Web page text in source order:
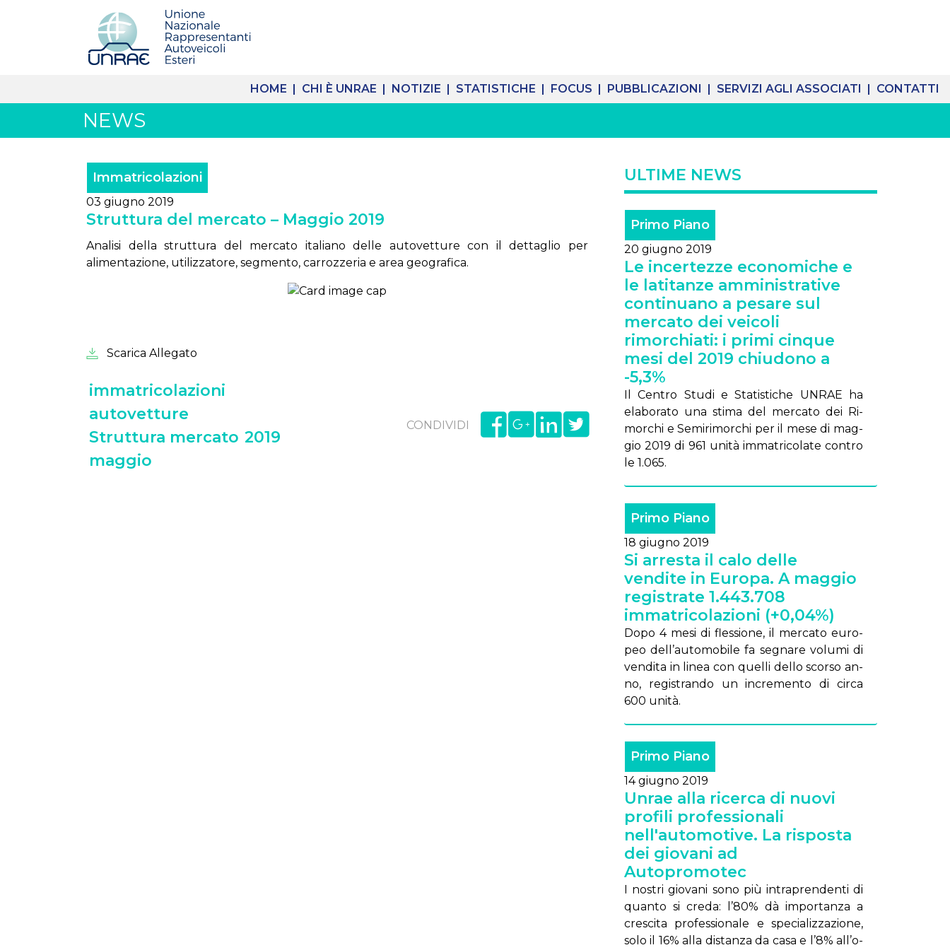
HOME | CHI È UNRAE | NOTIZIE | STATISTICHE | FOCUS | PUBBLICAZIONI | SERVIZI AGLI ASSOCIATI | CONTATTI
NEWS
Immatricolazioni
03 giugno 2019
Struttura del mercato – Maggio 2019
Analisi della struttura del mercato italiano delle autovetture con il dettaglio per
alimentazione, utilizzatore, segmento, carrozzeria e area geografica.
Scarica Allegato
immatricolazioni
autovetture
Struttura mercato 2019
maggio
CONDIVIDI
ULTIME NEWS
Primo Piano
20 giugno 2019
Le incertezze economiche e
le latitanze amministrative
continuano a pesare sul
mercato dei veicoli
rimorchiati: i primi cinque
mesi del 2019 chiudono a
-5,3%
Il Cen­tro Stu­di e Sta­ti­sti­che UN­RAE ha
ela­bo­ra­to una sti­ma del mer­ca­to dei Ri­
mor­chi e Se­mi­ri­mor­chi per il me­se di mag­
gio 2019 di 961 uni­tà im­ma­tri­co­la­te con­tro
le 1.065.
Primo Piano
18 giugno 2019
Si arresta il calo delle
vendite in Europa. A maggio
registrate 1.443.708
immatricolazioni (+0,04%)
Do­po 4 me­si di fles­sio­ne, il mer­ca­to eu­ro­
peo del­l’au­to­mo­bi­le fa se­gna­re vo­lu­mi di
ven­di­ta in li­nea con quel­li del­lo scor­so an­
no, re­gi­stran­do un in­cre­men­to di cir­ca
600 uni­tà.
Primo Piano
14 giugno 2019
Unrae alla ricerca di nuovi
profili professionali
nell'automotive. La risposta
dei giovani ad
Autopromotec
I no­stri gio­va­ni so­no più in­tra­pren­den­ti di
quan­to si cre­da: l’80% dà im­por­tan­za a
cre­sci­ta pro­fes­sio­na­le e spe­cia­liz­za­zio­ne,
so­lo il 16% al­la di­stan­za da ca­sa e l’8% al­l’o­